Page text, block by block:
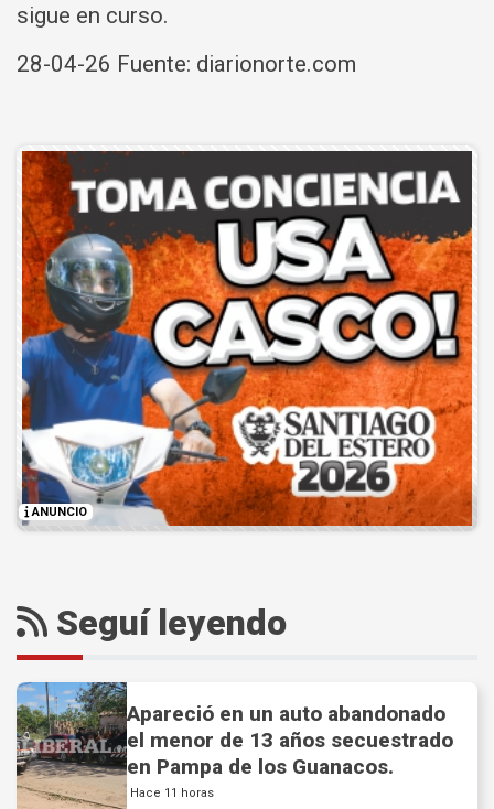
sigue en curso.
28-04-26 Fuente: diarionorte.com
ANUNCIO
Seguí leyendo
Apareció en un auto abandonado
el menor de 13 años secuestrado
en Pampa de los Guanacos.
Hace 11 horas